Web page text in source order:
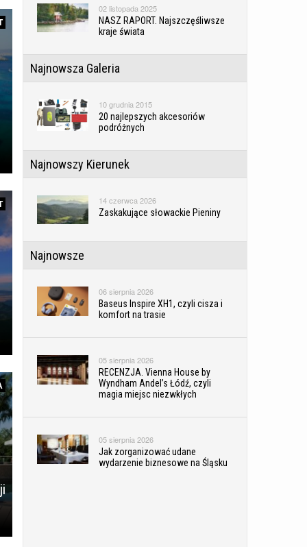
02 listopada 2025
NASZ RAPORT. Najszczęśliwsze
kraje świata
Najnowsza Galeria
10 grudnia 2015
20 najlepszych akcesoriów
podróżnych
Najnowszy Kierunek
14 czerwca 2026
Zaskakujące słowackie Pieniny
Najnowsze
06 sierpnia 2026
Baseus Inspire XH1, czyli cisza i
komfort na trasie
05 sierpnia 2026
RECENZJA. Vienna House by
Wyndham Andel’s Łódź, czyli
magia miejsc niezwkłych
05 sierpnia 2026
Jak zorganizować udane
wydarzenie biznesowe na Śląsku